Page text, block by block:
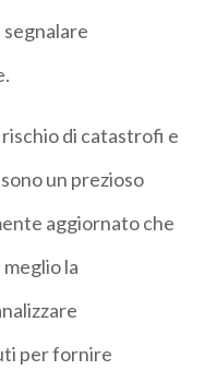
di catastrofi e
un prezioso
aggiornato che
la
per fornire